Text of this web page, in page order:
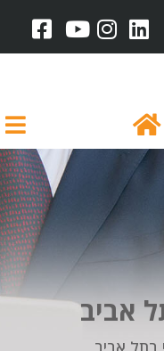
אביב